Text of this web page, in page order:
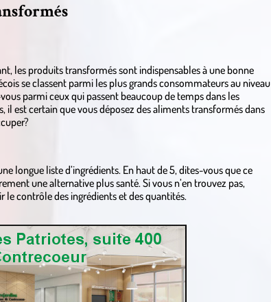
les produits transformés sont indispensables à une bonne
se classent parmi les plus grands consommateurs au niveau
parmi ceux qui passent beaucoup de temps dans les
il est certain que vous déposez des aliments transformés dans
longue liste d’ingrédients. En haut de 5, dites-vous que ce
une alternative plus santé. Si vous n’en trouvez pas,
contrôle des ingrédients et des quantités.